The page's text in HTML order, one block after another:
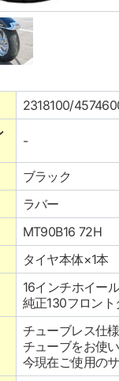
2318100/
-
ブラック
ラバー
MT90B16 72H
タイヤ本体×1本
16インチホイー
純正130フロン
チューブレス仕
チューブをお使
今現在ご使用の